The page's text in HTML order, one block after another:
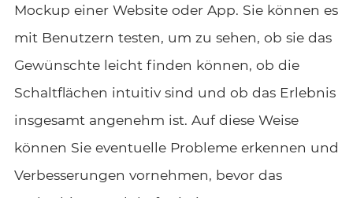
Mockup einer Website oder App. Sie können es
mit Benutzern testen, um zu sehen, ob sie das
Gewünschte leicht finden können, ob die
Schaltflächen intuitiv sind und ob das Erlebnis
insgesamt angenehm ist. Auf diese Weise
können Sie eventuelle Probleme erkennen und
Verbesserungen vornehmen, bevor das